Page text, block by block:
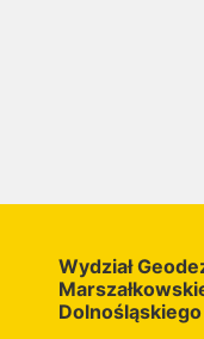
Wydział
Dolnośląskiego